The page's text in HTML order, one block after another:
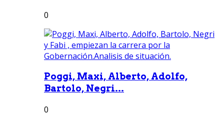
0
Poggi, Maxi, Alberto, Adolfo,
Bartolo, Negri...
0